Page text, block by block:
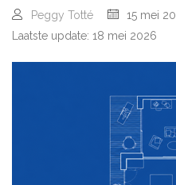
Peggy Totté
15 mei
Laatste update: 18 mei 2026